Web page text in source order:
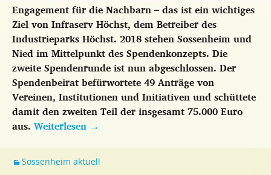
Engagement für die Nachbarn – das ist ein wichtiges
Ziel von Infraserv Höchst, dem Betreiber des
Industrieparks Höchst. 2018 stehen Sossenheim und
Nied im Mittelpunkt des Spendenkonzepts. Die
zweite Spendenrunde ist nun abgeschlossen. Der
Spendenbeirat befürwortete 49 Anträge von
Vereinen, Institutionen und Initiativen und schüttete
damit den zweiten Teil der insgesamt 75.000 Euro
aus. Weiterlesen →
Sossenheim aktuell